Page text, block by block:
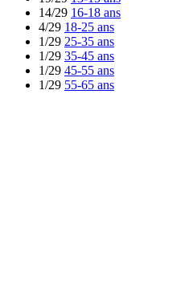
14/29 16-18 ans
4/29 18-25 ans
1/29 25-35 ans
1/29 35-45 ans
1/29 45-55 ans
1/29 55-65 ans